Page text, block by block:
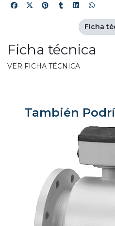
Ficha técnica
VER FICHA TÉCNICA
Ficha
También